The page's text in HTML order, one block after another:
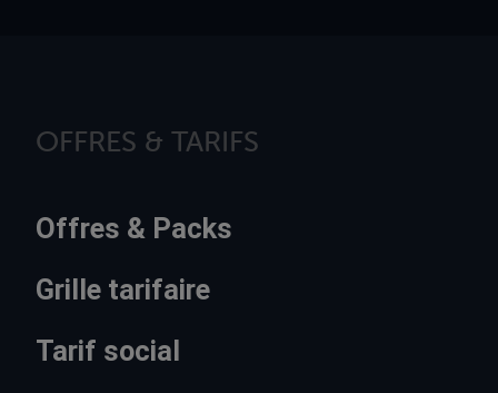
OFFRES & TARIFS
Offres & Packs
Grille tarifaire
Tarif social